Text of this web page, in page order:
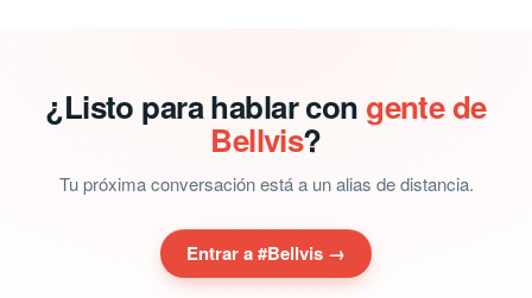
¿Listo para hablar con gente de
Bellvis?
Tu próxima conversación está a un alias de distancia.
Entrar a #Bellvis →